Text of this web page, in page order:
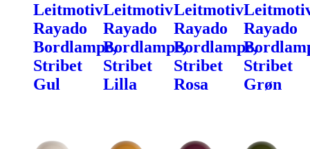
Leitmotiv
Rayado
Bordlampe,
Stribet
Gul
Leitmotiv
Rayado
Bordlampe,
Stribet
Lilla
Leitmotiv
Rayado
Bordlampe,
Stribet
Rosa
Rayado
Stribet
Grøn